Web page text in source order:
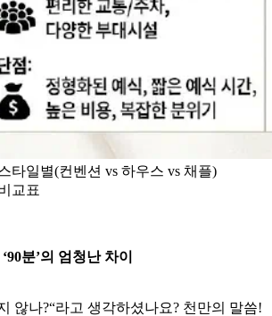
타일별(컨벤션 vs 하우스 vs 채플)
교표
분’의 엄청난 차이
않나?“라고 생각하셨나요? 천만의 말씀!